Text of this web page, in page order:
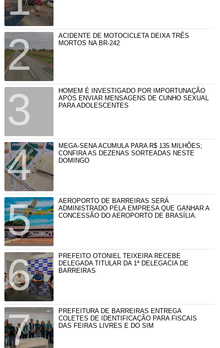
ACIDENTE DE MOTOCICLETA DEIXA TRÊS
MORTOS NA BR-242
HOMEM É INVESTIGADO POR IMPORTUNAÇÃO
APÓS ENVIAR MENSAGENS DE CUNHO SEXUAL
PARA ADOLESCENTES
MEGA-SENA ACUMULA PARA R$ 135 MILHÕES;
CONFIRA AS DEZENAS SORTEADAS NESTE
DOMINGO
AEROPORTO DE BARREIRAS SERÁ
ADMINISTRADO PELA EMPRESA QUE GANHAR A
CONCESSÃO DO AEROPORTO DE BRASÍLIA.
PREFEITO OTONIEL TEIXEIRA RECEBE
DELEGADA TITULAR DA 1ª DELEGACIA DE
BARREIRAS
PREFEITURA DE BARREIRAS ENTREGA
COLETES DE IDENTIFICAÇÃO PARA FISCAIS
DAS FEIRAS LIVRES E DO SIM